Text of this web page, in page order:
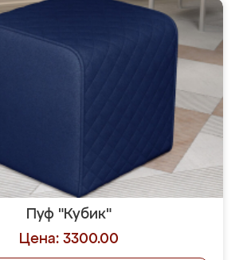
Пуф "Кубик"
Цена: 3300.00